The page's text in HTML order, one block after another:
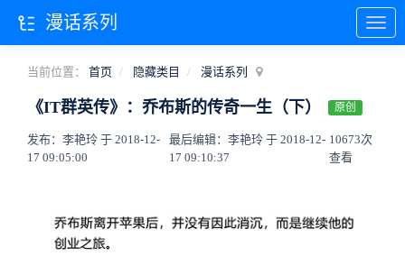
当前位置： 首页 隐藏类目 漫话系列
《IT群英传》：乔布斯的传奇一生（下） 原创
发布：李艳玲 于 2018-12-
17 09:05:00
最后编辑：李艳玲 于 2018-12-
17 09:10:37
10673次
查看
漫话系列